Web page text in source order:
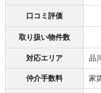
口コミ評価
取り扱い物件数
対応エリア 品
仲介手数料 家